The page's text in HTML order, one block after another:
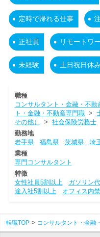
定時で帰れる仕事
正社員 リモートワ
未経験 土日祝日休
職種
コンサルタント・金融・不動
ト・金融・不動産専門職>
その他）
> 社会保険労務士
勤務地
岩手県
福島県 茨城県 埼
業種
専門コンサルタント
特徴
女性社員5割以上
ガソリン
途入社5割以上
オフィス内
転職TOP コンサルタント・金融